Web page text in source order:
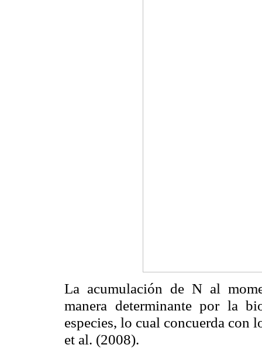
La acumulación de N al
manera determinante por la
especies, lo cual concuerda con
et al. (2008).